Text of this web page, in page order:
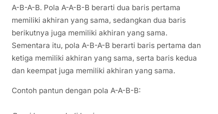
A-B-A-B. Pola A-A-B-B berarti dua baris pertama
memiliki akhiran yang sama, sedangkan dua baris
berikutnya juga memiliki akhiran yang sama.
Sementara itu, pola A-B-A-B berarti baris pertama dan
ketiga memiliki akhiran yang sama, serta baris kedua
dan keempat juga memiliki akhiran yang sama.
Contoh pantun dengan pola A-A-B-B: